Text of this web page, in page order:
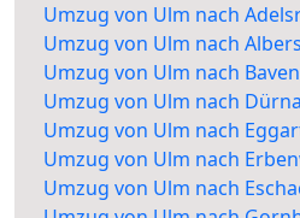
Umzug von Ulm nach
Umzug von Ulm nach
Umzug von Ulm nach
Umzug von Ulm nach
Umzug von Ulm nach
Umzug von Ulm nach
Umzug von Ulm nach